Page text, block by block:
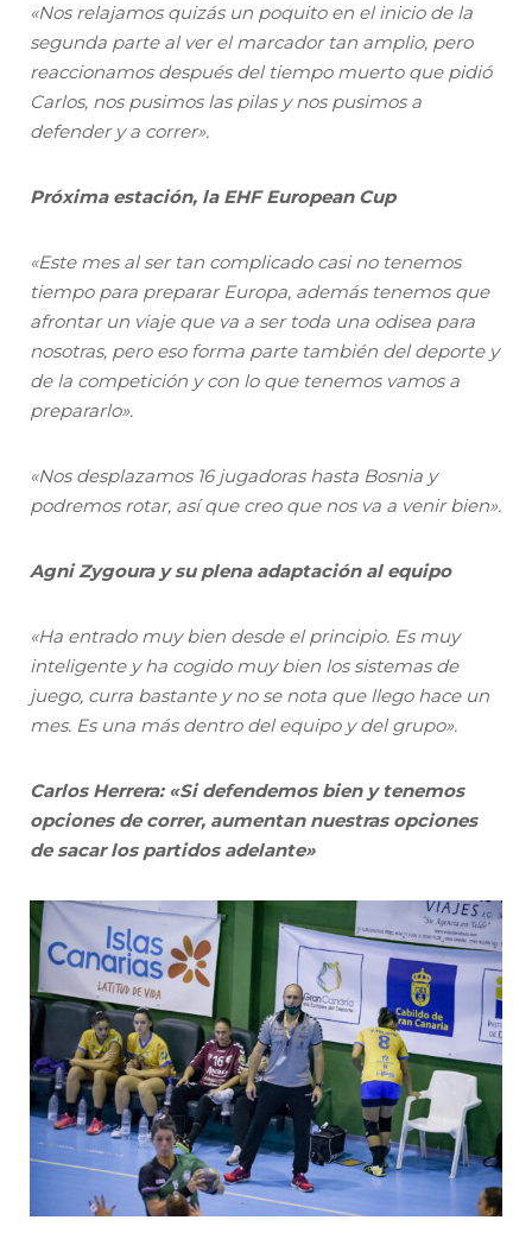
«Nos relajamos quizás un poquito en el inicio de la
segunda parte al ver el marcador tan amplio, pero
reaccionamos después del tiempo muerto que pidió
Carlos, nos pusimos las pilas y nos pusimos a
defender y a correr».
Próxima estación, la EHF European Cup
«Este mes al ser tan complicado casi no tenemos
tiempo para preparar Europa, además tenemos que
afrontar un viaje que va a ser toda una odisea para
nosotras, pero eso forma parte también del deporte y
de la competición y con lo que tenemos vamos a
prepararlo».
«Nos desplazamos 16 jugadoras hasta Bosnia y
podremos rotar, así que creo que nos va a venir bien».
Agni Zygoura y su plena adaptación al equipo
«Ha entrado muy bien desde el principio. Es muy
inteligente y ha cogido muy bien los sistemas de
juego, curra bastante y no se nota que llego hace un
mes. Es una más dentro del equipo y del grupo».
Carlos Herrera: «Si defendemos bien y tenemos
opciones de correr, aumentan nuestras opciones
de sacar los partidos adelante»